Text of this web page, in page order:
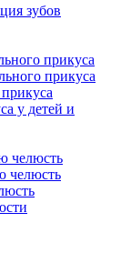
зубов
прикуса
прикуса
у детей и
челюсть
челюсть